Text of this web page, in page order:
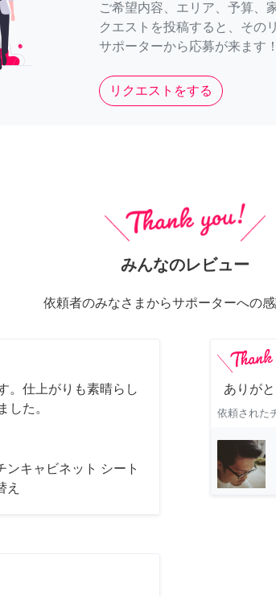
ご希望内容、エリア、予算、
クエストを投稿すると、その
サポーターから応募が来ます！
リクエストをする
みんなのレビュー
依頼者のみなさまからサポーターへの
。仕上がりも素晴らし
した。
ンキャビネット シート
え
ありが
依頼された